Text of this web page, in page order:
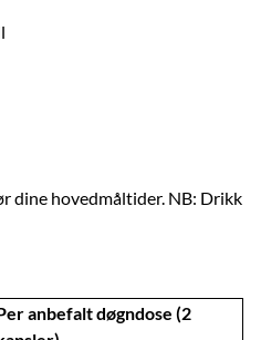
dine hovedmåltider. NB: Drikk
anbefalt døgndose (2